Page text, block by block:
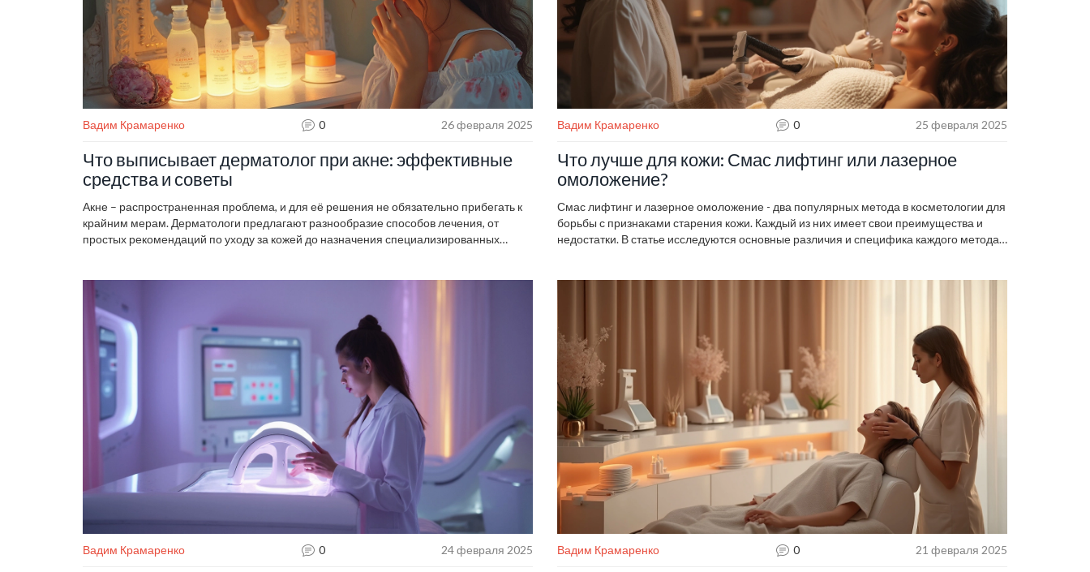
Вадим Крамаренко 0 26 февраля 2025
Что выписывает дерматолог при акне: эффективные
средства и советы
Акне – распространенная проблема, и для её решения не обязательно прибегать к
крайним мерам. Дерматологи предлагают разнообразие способов лечения, от
простых рекомендаций по уходу за кожей до назначения специализированных
представлены конкретные советы, которые можно применить в повседневной
рутине.
Вадим Крамаренко 0 25 февраля 2025
Что лучше для кожи: Смас лифтинг или лазерное
омоложение?
Смас лифтинг и лазерное омоложение - два популярных метода в косметологии для
борьбы с признаками старения кожи. Каждый из них имеет свои преимущества и
недостатки. В статье исследуются основные различия и специфика каждого метода,
Вадим Крамаренко 0 24 февраля 2025 Вадим Крамаренко 0 21 февраля 2025